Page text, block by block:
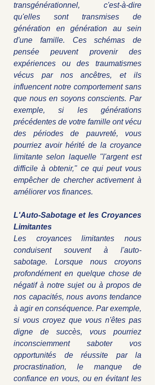
transgénérationnel, c'est-à-dire
qu'elles sont transmises de
génération en génération au sein
d'une famille. Ces schémas de
pensée peuvent provenir des
expériences ou des traumatismes
vécus par nos ancêtres, et ils
influencent notre comportement sans
que nous en soyons conscients. Par
exemple, si les générations
précédentes de votre famille ont vécu
des périodes de pauvreté, vous
pourriez avoir hérité de la croyance
limitante selon laquelle "l'argent est
difficile à obtenir," ce qui peut vous
empêcher de chercher activement à
améliorer vos finances.
L'Auto-Sabotage et les Croyances
Limitantes
Les croyances limitantes nous
conduisent souvent à l'auto-
sabotage. Lorsque nous croyons
profondément en quelque chose de
négatif à notre sujet ou à propos de
nos capacités, nous avons tendance
à agir en conséquence. Par exemple,
si vous croyez que vous n'êtes pas
digne de succès, vous pourriez
inconsciemment saboter vos
opportunités de réussite par la
procrastination, le manque de
confiance en vous, ou en évitant les